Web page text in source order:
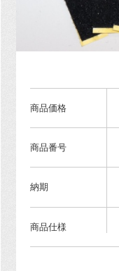
商品価格
商品番号
納期
商品仕様